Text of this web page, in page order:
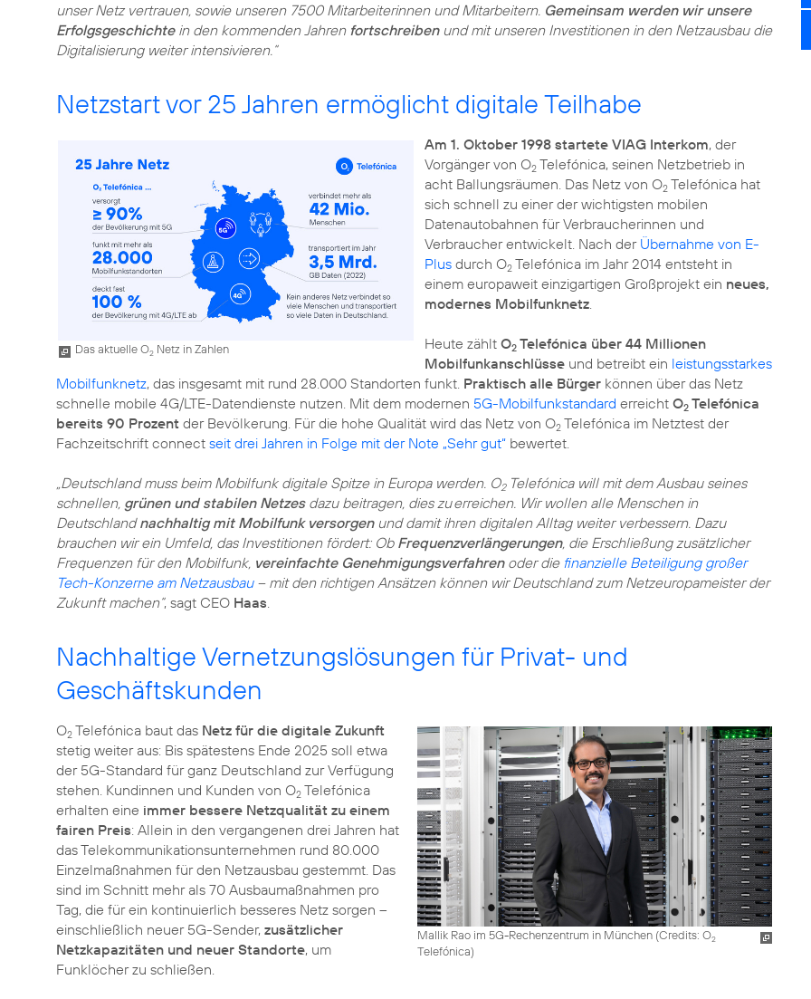
unser Netz vertrauen, sowie unseren 7500 Mitarbeiterinnen und Mitarbeitern. Gemeinsam werden wir unsere
Erfolgsgeschichtein den kommenden Jahren fortschreibenund mit unseren Investitionen in den Netzausbau die
Digitalisierung weiter intensivieren.“
Netzstart vor 25 Jahren ermöglicht digitale Teilhabe
Das aktuelle O2 Netz in Zahlen
Am 1. Oktober 1998 startete VIAG Interkom, der
Vorgänger von O2Telefónica, seinen Netzbetrieb in
acht Ballungsräumen. Das Netz von O2Telefónica hat
sich schnell zu einer der wichtigsten mobilen
Datenautobahnen für Verbraucherinnen und
Verbraucher entwickelt. Nach der Übernahme von E-
Plusdurch O2Telefónica im Jahr 2014 entsteht in
einem europaweit einzigartigen Großprojekt ein neues,
modernes Mobilfunknetz.
Heute zählt O2Telefónica über 44 Millionen
Mobilfunkanschlüsseund betreibt ein leistungsstarkes
Mobilfunknetz, das insgesamt mit rund 28.000 Standorten funkt. Praktisch alle Bürger können über das Netz
schnelle mobile 4G/LTE-Datendienste nutzen. Mit dem modernen 5G-Mobilfunkstandard erreicht O2 Telefónica
bereits 90 Prozent der Bevölkerung. Für die hohe Qualität wird das Netz von O2 Telefónica im Netztest der
Fachzeitschrift connect seit drei Jahren in Folge mit der Note „Sehr gut“ bewertet.
„Deutschland muss beim Mobilfunk digitale Spitze in Europa werden. O2Telefónica will mit dem Ausbau seines
schnellen, grünen und stabilen Netzesdazu beitragen, dies zu erreichen. Wir wollen alle Menschen in
Deutschlandnachhaltig mit Mobilfunk versorgenund damit ihren digitalen Alltag weiter verbessern. Dazu
brauchen wir ein Umfeld, das Investitionen fördert: Ob Frequenzverlängerungen, die Erschließung zusätzlicher
Frequenzen für den Mobilfunk, vereinfachte Genehmigungsverfahrenoder die finanzielle Beteiligung großer
Tech-Konzerne am Netzausbau– mit den richtigen Ansätzen können wir Deutschland zum Netzeuropameister der
Zukunft machen“, sagt CEO Haas.
Nachhaltige Vernetzungslösungen für Privat- und
Geschäftskunden
Mallik Rao im 5G-Rechenzentrum in München (Credits: O2
Telefónica)
O2 Telefónica baut das Netz für die digitale Zukunft
stetig weiter aus: Bis spätestens Ende 2025 soll etwa
der 5G-Standard für ganz Deutschland zur Verfügung
stehen. Kundinnen und Kunden von O2 Telefónica
erhalten eine immer bessere Netzqualität zu einem
fairen Preis: Allein in den vergangenen drei Jahren hat
das Telekommunikationsunternehmen rund 80.000
Einzelmaßnahmen für den Netzausbau gestemmt. Das
sind im Schnitt mehr als 70 Ausbaumaßnahmen pro
Tag, die für ein kontinuierlich besseres Netz sorgen –
einschließlich neuer 5G-Sender, zusätzlicher
Netzkapazitäten und neuer Standorte, um
Funklöcher zu schließen.